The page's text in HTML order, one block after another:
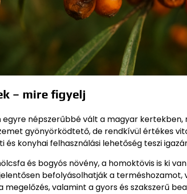
– mire figyelj
népszerűbbé vált a magyar kertekben,
gyönyörködtető, de rendkívül értékes
konyhai felhasználási lehetőség teszi
és bogyós növény, a homoktövis is ki
befolyásolhatják a terméshozamot,
valamint a gyors és szakszerű